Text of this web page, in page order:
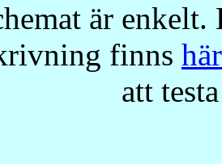
är
finns här
att